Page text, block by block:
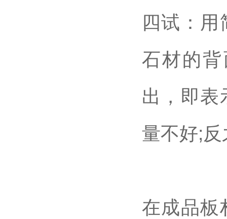
四试：
石材的
出，即表
量不好;
在成品板